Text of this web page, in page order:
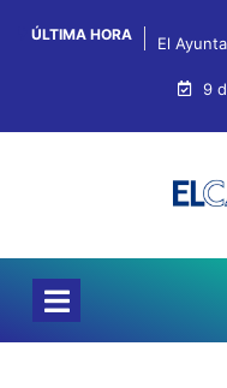
ÚLTIMA HORA El
9